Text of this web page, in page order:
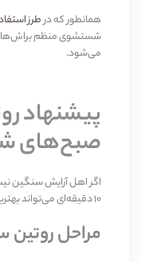
همانطور که درطرز
شستشوی منظم براش‌ها
می‌شود.
پیشنهاد
صبح‌های
اگر اهل آرایش سنگین
۱۰دقیقه‌ای می‌تواند
مراحل روتین